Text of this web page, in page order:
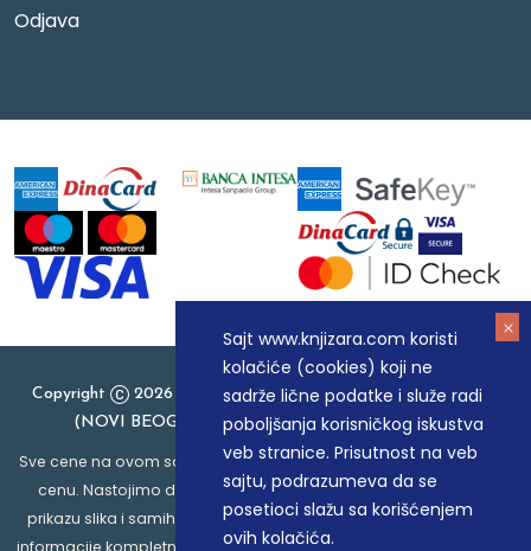
Sajt www.knjizara.com koristi
kolačiće (cookies) koji ne
sadrže lične podatke i služe radi
poboljšanja korisničkog iskustva
veb stranice. Prisutnost na veb
sajtu, podrazumeva da se
posetioci slažu sa korišćenjem
ovih kolačića.
Odjava
Copyright
2026 Knjizara.com - MAKART DOO BEOGRAD
(NOVI BEOGRAD), PIB: 105184104, MB: 20337524
Sve cene na ovom sajtu iskazane su u dinarima. PDV je uračunat u
cenu. Nastojimo da budemo što precizniji u opisu proizvoda,
prikazu slika i samih cena, ali ne možemo garantovati da su sve
informacije kompletne i bez grešaka. Svi artikli prikazani na sajtu su